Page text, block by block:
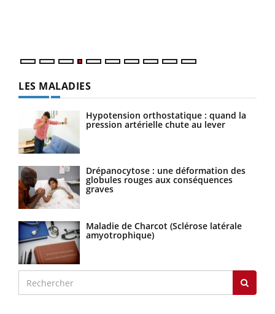
LES MALADIES
Hypotension orthostatique : quand la
pression artérielle chute au lever
Drépanocytose : une déformation des
globules rouges aux conséquences
graves
Maladie de Charcot (Sclérose latérale
amyotrophique)